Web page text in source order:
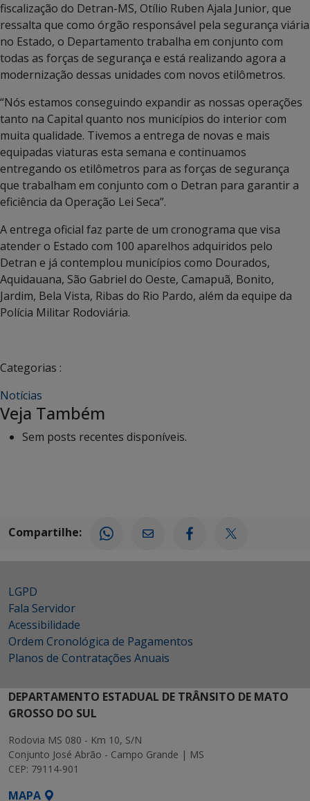
fiscalização do Detran-MS, Otílio Ruben Ajala Junior, que
ressalta que como órgão responsável pela segurança viária
no Estado, o Departamento trabalha em conjunto com
todas as forças de segurança e está realizando agora a
modernização dessas unidades com novos etilômetros.
“Nós estamos conseguindo expandir as nossas operações
tanto na Capital quanto nos municípios do interior com
muita qualidade. Tivemos a entrega de novas e mais
equipadas viaturas esta semana e continuamos
entregando os etilômetros para as forças de segurança
que trabalham em conjunto com o Detran para garantir a
eficiência da Operação Lei Seca”.
A entrega oficial faz parte de um cronograma que visa
atender o Estado com 100 aparelhos adquiridos pelo
Detran e já contemplou municípios como Dourados,
Aquidauana, São Gabriel do Oeste, Camapuã, Bonito,
Jardim, Bela Vista, Ribas do Rio Pardo, além da equipe da
Polícia Militar Rodoviária.
Categorias :
Notícias
Veja Também
Sem posts recentes disponíveis.
Compartilhe:
LGPD
Fala Servidor
Acessibilidade
Ordem Cronológica de Pagamentos
Planos de Contratações Anuais
DEPARTAMENTO ESTADUAL DE TRÂNSITO DE MATO
GROSSO DO SUL
Rodovia MS 080 - Km 10, S/N
Conjunto José Abrão - Campo Grande | MS
CEP: 79114-901
MAPA